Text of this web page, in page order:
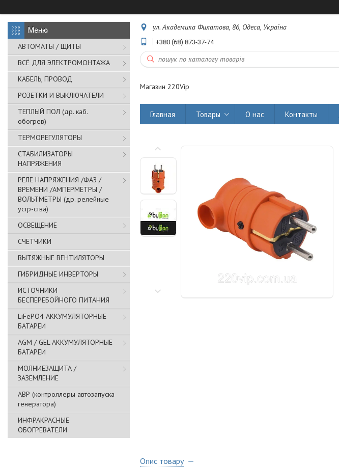
АВТОМАТЫ / ЩИТЫ
ВСЁ ДЛЯ ЭЛЕКТРОМОНТАЖА
КАБЕЛЬ, ПРОВОД
РОЗЕТКИ И ВЫКЛЮЧАТЕЛИ
ТЕПЛЫЙ ПОЛ (др. каб.
обогрев)
ТЕРМОРЕГУЛЯТОРЫ
СТАБИЛИЗАТОРЫ
НАПРЯЖЕНИЯ
РЕЛЕ НАПРЯЖЕНИЯ /ФАЗ /
ВРЕМЕНИ /АМПЕРМЕТРЫ /
ВОЛЬТМЕТРЫ (др. релейные
устр-ства)
ОСВЕЩЕНИЕ
СЧЕТЧИКИ
ВЫТЯЖНЫЕ ВЕНТИЛЯТОРЫ
ГИБРИДНЫЕ ИНВЕРТОРЫ
ИСТОЧНИКИ
БЕСПЕРЕБОЙНОГО ПИТАНИЯ
LiFePO4 АККУМУЛЯТОРНЫЕ
БАТАРЕИ
AGM / GEL АККУМУЛЯТОРНЫЕ
БАТАРЕИ
МОЛНИЕЗАЩИТА /
ЗАЗЕМЛЕНИЕ
АВР (контроллеры автозапуска
генератора)
ИНФРАКРАСНЫЕ
ОБОГРЕВАТЕЛИ
ул. Академика Филатова, 86, Одеса, Україна
+380 (68) 873-37-74
Магазин 220Vip
Главная Товары О нас Контакты
Опис товару